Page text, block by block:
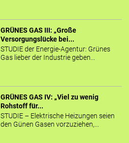
GRÜNES GAS III: „Große
Versorgungslücke bei...
STUDIE der Energie-Agentur: Grünes
Gas lieber der Industrie geben...
GRÜNES GAS IV: „Viel zu wenig
Rohstoff für...
STUDIE – Elektrische Heizungen seien
den Günen Gasen vorzuziehen,...